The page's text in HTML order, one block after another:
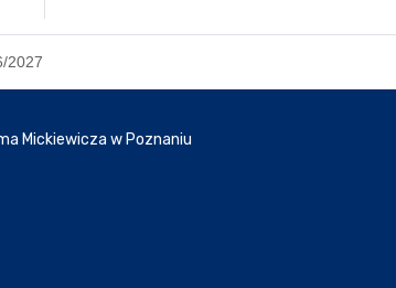
2027
Mickiewicza w Poznaniu